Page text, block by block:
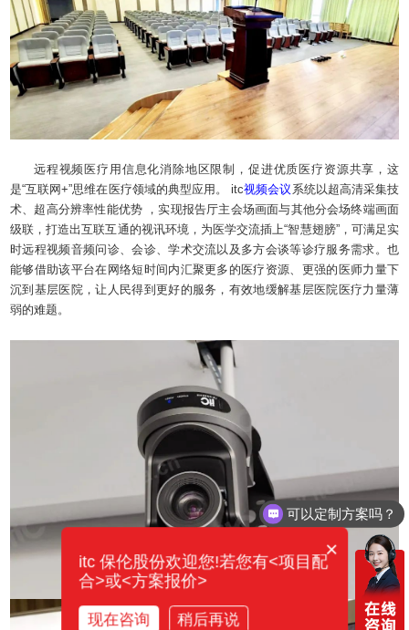
远程视频医疗用信息化消除地区限制，促进优质医疗资源共享，这
是“互联网+”思维在医疗领域的典型应用。 itc视频会议 系统以超高清采集技
术、超高分辨率性能优势 ，实现报告厅主会场画面与其他分会场终端画面
级联，打造出互联互通的视讯环境，为医学交流插上“智慧翅膀”，可满足实
时远程视频音频问诊、会诊、学术交流以及多方会谈等诊疗服务需求。也
能够借助该平台在网络短时间内汇聚更多的医疗资源、更强的医师力量下
沉到基层医院，让人民得到更好的服务，有效地缓解基层医院医疗力量薄
弱的难题。
可以定制方案吗？
你们电话多少？
×
itc 保伦股份欢迎您!若您有<项目配
合>或<方案报价>
现在咨询 稍后再说